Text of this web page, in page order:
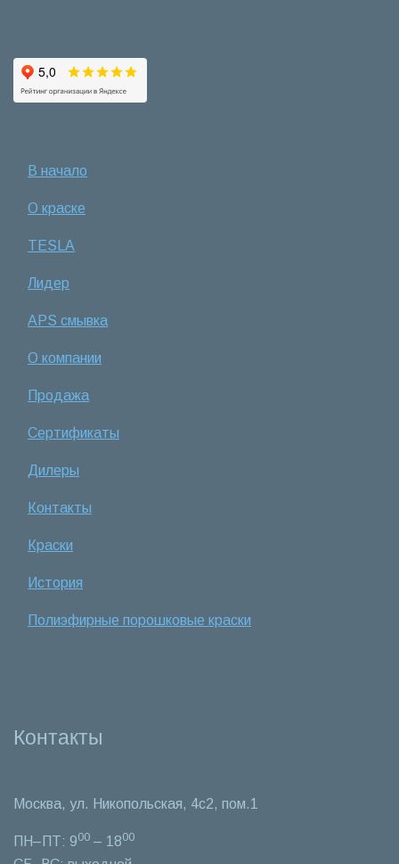
В начало
О краске
TESLA
Лидер
APS смывка
О компании
Продажа
Сертификаты
Дилеры
Контакты
Краски
История
Полиэфирные порошковые краски
Контакты
Москва, ул. Никопольская, 4c2, пом.1
ПН–ПТ: 900 – 1800